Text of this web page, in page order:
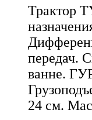
Трактор
передач.
ванне.
24 см.